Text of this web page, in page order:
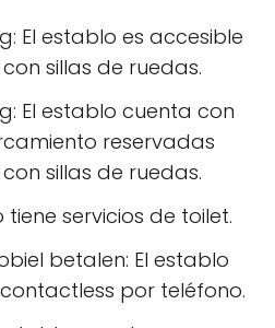
El establo es accesible
sillas de ruedas.
El establo cuenta con
reservadas
sillas de ruedas.
tiene servicios de toilet.
betalen: El establo
por teléfono.